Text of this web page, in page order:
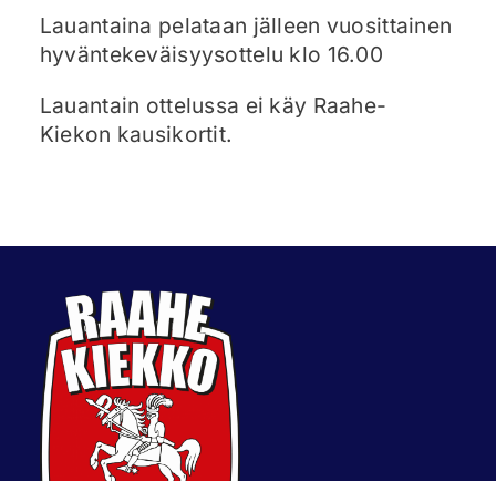
Lauantaina pelataan jälleen vuosittainen
hyväntekeväisyysottelu klo 16.00
Lauantain ottelussa ei käy Raahe-
Kiekon kausikortit.